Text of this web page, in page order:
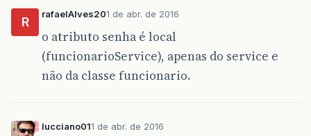
R
rafaelAlves201 de abr. de 2016
o atributo senha é local
(funcionarioService), apenas do service e
não da classe funcionario.
lucciano011 de abr. de 2016